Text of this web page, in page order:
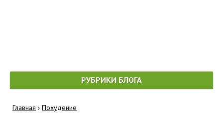
РУБРИКИ БЛОГА
Главная › Похудение